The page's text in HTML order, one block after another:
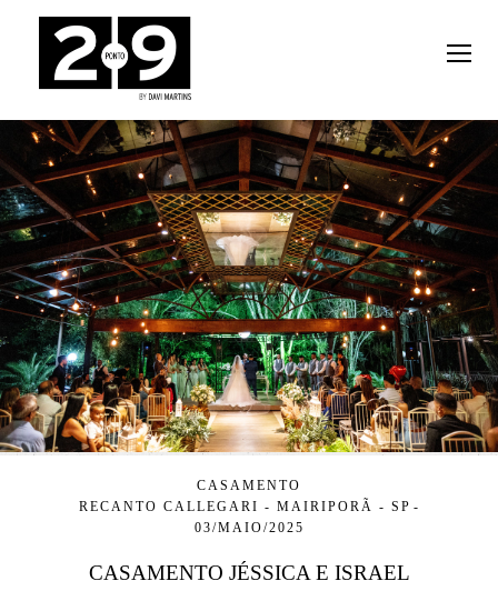
CASAMENTO
RECANTO CALLEGARI - MAIRIPORÃ - SP
03/MAIO/2025
CASAMENTO JÉSSICA E ISRAEL